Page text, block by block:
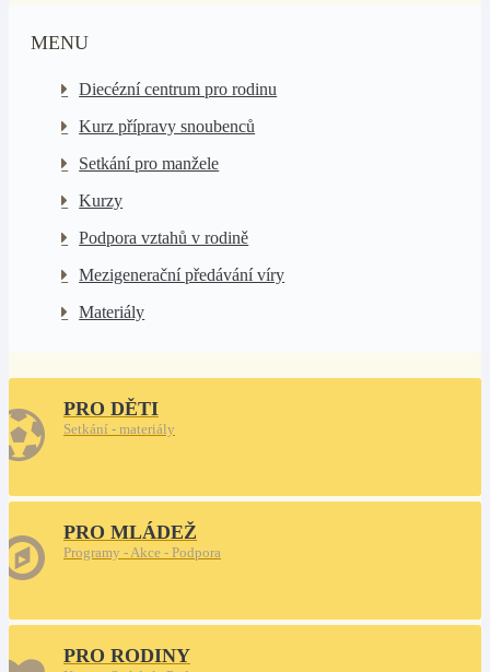
MENU
Diecézní centrum pro rodinu
Kurz přípravy snoubenců
Setkání pro manžele
Kurzy
Podpora vztahů v rodině
Mezigenerační předávání víry
Materiály
PRO DĚTI
Setkání - materiály
PRO MLÁDEŽ
Programy - Akce - Podpora
PRO RODINY